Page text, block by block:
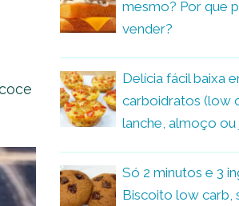
mesmo? Por que
vender?
Delícia fácil baixa
carboidratos (low
lanche, almoço ou
Só 2 minutos e 3
Biscoito low carb,